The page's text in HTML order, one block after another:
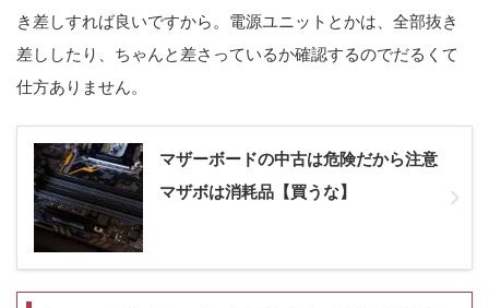
き差しすれば良いですから。電源ユニットとかは、全部抜き
差ししたり、ちゃんと差さっているか確認するのでだるくて
仕方ありません。
マザーボードの中古は危険だから注意
マザボは消耗品【買うな】